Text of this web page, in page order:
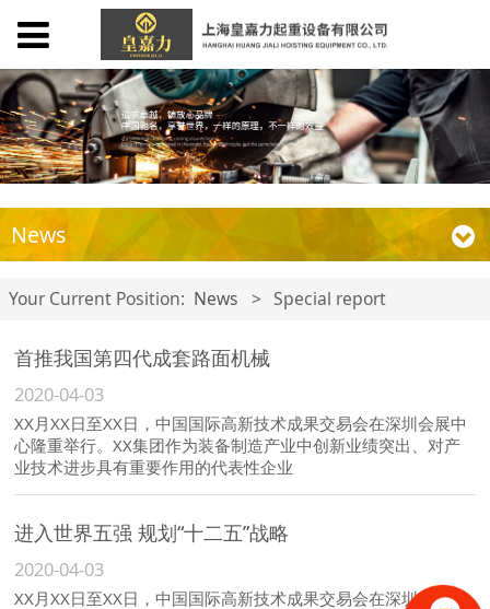
News
Your Current Position: News > Special report
首推我国第四代成套路面机械
2020-04-03
XX月XX日至XX日，中国国际高新技术成果交易会在深圳会展中
心隆重举行。XX集团作为装备制造产业中创新业绩突出、对产
业技术进步具有重要作用的代表性企业
进入世界五强 规划“十二五”战略
2020-04-03
XX月XX日至XX日，中国国际高新技术成果交易会在深圳会展中